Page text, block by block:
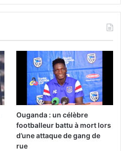
Ouganda : un célèbre
footballeur battu à mort lors
d’une attaque de gang de
rue